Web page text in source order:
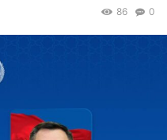
0
86